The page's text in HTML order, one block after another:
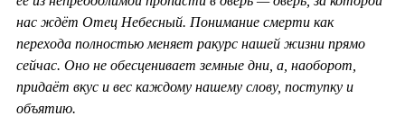
нас ждёт Отец Небесный. Понимание смерти как
перехода полностью меняет ракурс нашей жизни прямо
сейчас. Оно не обесценивает земные дни, а, наоборот,
придаёт вкус и вес каждому нашему слову, поступку и
объятию.